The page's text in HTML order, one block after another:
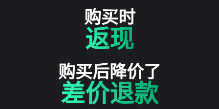
购买时
返现
购买后降价了
差价退款